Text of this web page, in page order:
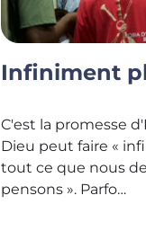
Infiniment
C'est la promesse
Dieu peut faire «
tout ce que nous
pensons ». Parfo…